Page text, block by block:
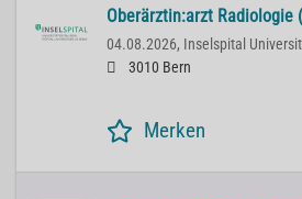
Oberärztin:arzt Radiologie
04.08.2026, Inselspital
3010 Bern
Merken